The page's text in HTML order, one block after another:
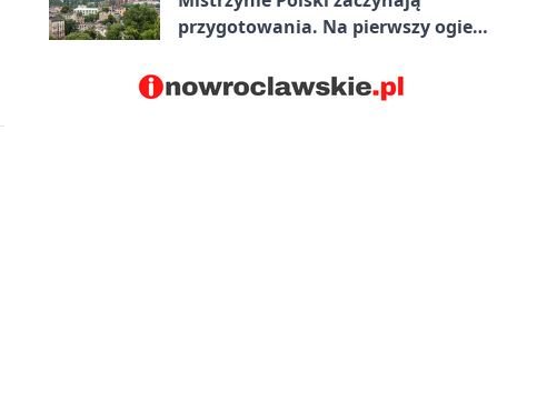
przygotowania. Na pierwszy ogień